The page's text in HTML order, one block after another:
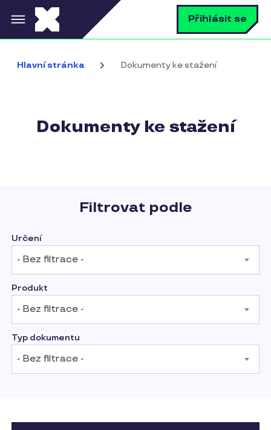
Přejít k hlavnímu obsahu Přihlásit se
Hlavní stránka Dokumenty ke stažení
Dokumenty ke stažení
Filtrovat podle
Určení
- Bez filtrace -
Produkt
- Bez filtrace -
Typ dokumentu
- Bez filtrace -